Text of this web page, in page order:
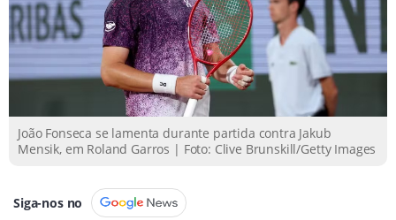
João Fonseca alcançou sua melhor campanha em um
Grand Slam e recolocou o Brasil entre os oito
melhores da chave masculina.
O próximo compromisso do brasileiro será o ATP
500 de Halle, na Alemanha, que começa no dia 15 de
junho.
João Fonseca se lamenta durante partida contra Jakub
Mensik, em Roland Garros | Foto: Clive Brunskill/Getty Images
Siga-nos no